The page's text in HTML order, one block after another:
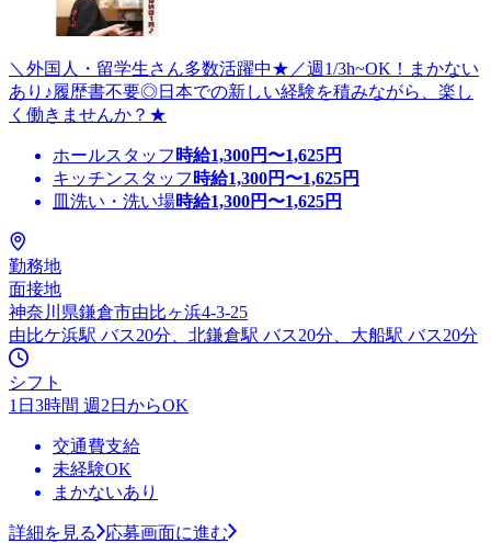
＼外国人・留学生さん多数活躍中★／週1/3h~OK！まかない
あり♪履歴書不要◎日本での新しい経験を積みながら、楽し
く働きませんか？★
ホールスタッフ 時給1,300円〜1,625円
キッチンスタッフ 時給1,300円〜1,625円
皿洗い・洗い場時給1,300円〜1,625円
勤務地
面接地
神奈川県鎌倉市由比ヶ浜4-3-25
由比ケ浜駅 バス20分、北鎌倉駅 バス20分、大船駅 バス20分
シフト
1日3時間 週2日からOK
交通費支給
未経験OK
まかないあり
詳細を見る
応募画面に進む